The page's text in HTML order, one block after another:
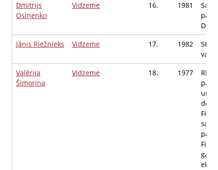
Dmitrijs
Osiņenko
Vidzeme 16. 1981
Jānis Riežnieks
Vidzeme 17. 1982
SIA
Valērija
Šimorina
Vidzeme 18. 1977
un